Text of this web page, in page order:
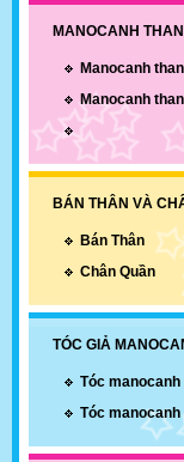
MANOCANH
Manocanh
Manocanh
BÁN THÂN VÀ
Bán Thân
Chân Quần
TÓC GIẢ
Tóc
Tóc manocanh